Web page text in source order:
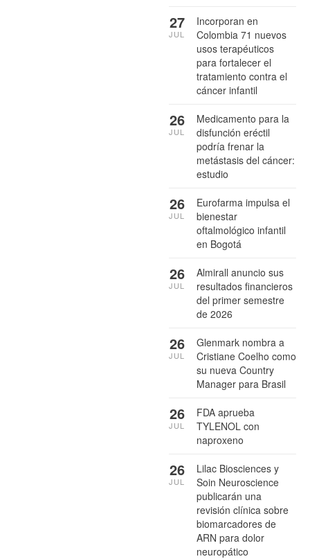
Incorporan en
Colombia 71 nuevos
usos terapéuticos
para fortalecer el
tratamiento contra el
cáncer infantil
27
JUL
Medicamento para la
disfunción eréctil
podría frenar la
metástasis del cáncer:
estudio
26
JUL
Eurofarma impulsa el
bienestar
oftalmológico infantil
en Bogotá
26
JUL
Almirall anuncio sus
resultados financieros
del primer semestre
de 2026
26
JUL
Glenmark nombra a
Cristiane Coelho como
su nueva Country
Manager para Brasil
26
JUL
FDA aprueba
TYLENOL con
naproxeno
26
JUL
Lilac Biosciences y
Soin Neuroscience
publicarán una
revisión clínica sobre
biomarcadores de
ARN para dolor
neuropático
26
JUL